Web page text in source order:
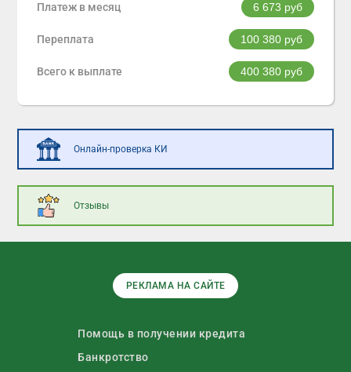
Платеж в месяц 6 673 руб
Переплата 100 380руб
Всего к выплате 400 380руб
Онлайн-проверка КИ
Отзывы
РЕКЛАМА НА САЙТЕ
Помощь в получении кредита
Банкротство